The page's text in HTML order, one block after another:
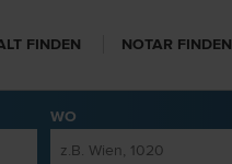
FINDEN NOTAR FINDEN
WO